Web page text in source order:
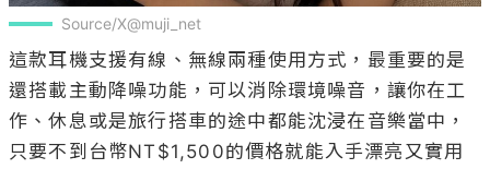
Source/X@muji_net
這款耳機支援有線、無線兩種使用方式，最重要的是
還搭載主動降噪功能，可以消除環境噪音，讓你在工
作、休息或是旅行搭車的途中都能沈浸在音樂當中，
只要不到台幣NT$1,500的價格就能入手漂亮又實用